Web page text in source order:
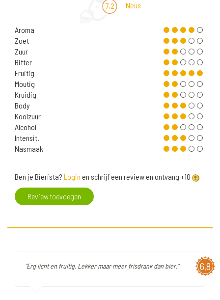
7,2 Neus
Aroma
Zoet
Zuur
Bitter
Fruitig
Moutig
Kruidig
Body
Koolzuur
Alcohol
Intensit.
Nasmaak
Ben je Bierista? Login en schrijf een review en ontvang +10
Review toevoegen
6,8
"Erg licht en fruitig. Lekker maar meer frisdrank dan bier."